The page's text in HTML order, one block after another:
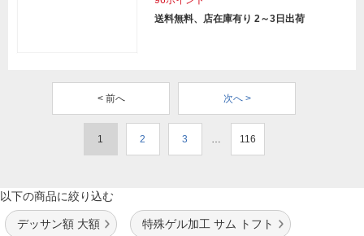
送料無料、店在庫有り 2～3日出荷
< 前へ 次へ >
1 2 3 … 116
以下の商品に絞り込む
デッサン額 大額 特殊ゲル加工 サム トフト